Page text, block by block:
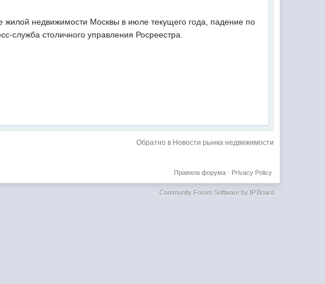
жилой недвижимости Москвы в июле текущего года, падение по
служба столичного управления Росреестра.
Обратно в Новости рынка недвижимости
Privacy Policy
Правила форума·
Community Forum Software by IP.Board